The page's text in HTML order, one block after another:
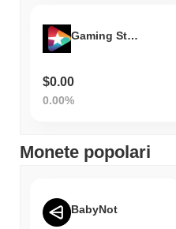
Negli ultimi 7 giorni,
calo del
prezzo di FM rispetto allo
Gaming Stars
$0.00
0.00%
Monete popolari
BabyNot